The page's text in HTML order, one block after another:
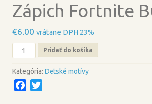
Zápich Fortnite
€6.00 vrátane DPH 23%
množstvo
Zápich
Fortnite
bun
Pridať do košíka
Kategória: Detské motívy